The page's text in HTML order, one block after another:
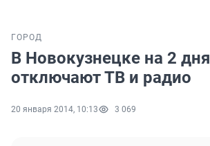
ГОРОД
В Новокузнецке на 2 дня
отключают ТВ и радио
20 января 2014, 10:13 3 069